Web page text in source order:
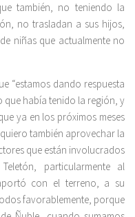
también, no teniendo la
no trasladan a sus hijos,
niñas que actualmente no
“estamos dando respuesta
había tenido la región, y
ya en los próximos meses
también aprovechar la
que están involucrados
particularmente al
con el terreno, a su
favorablemente, porque